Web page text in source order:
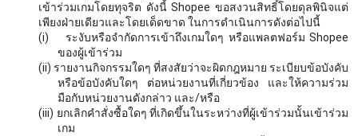
เข้าร่วมเกมโดยทุจริต ดังนี้ Shopee ขอสงวนสิทธิ์โดยดุลพินิจแต่
เพียงฝ่ายเดียวและโดยเด็ดขาด ในการดำเนินการดังต่อไปนี้
(i)
ระงับหรือจำกัดการเข้าถึงเกมใดๆ หรือแพลตฟอร์มShopee
ของผู้เข้าร่วม
(ii) รายงานกิจกรรมใดๆ ที่สงสัยว่าจะผิดกฎหมาย ระเบียบข้อบังคับ
หรือข้อบังคับใดๆ ต่อหน่วยงานที่เกี่ยวข้อง และให้ความร่วม
มือกับหน่วยงานดังกล่าว และ/หรือ
(iii) ยกเลิกคำสั่งซื้อใดๆ ที่เกิดขึ้นในระหว่างที่ผู้เข้าร่วมนั้นเข้าร่วม
เกม